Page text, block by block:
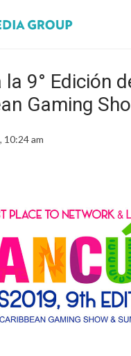
la 9° Edición
Gaming
10:24 am